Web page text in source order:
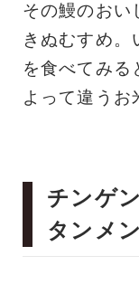
その鰻のおい
きぬむすめ。
を食べてみる
よって違うお
チンゲ
タンメン